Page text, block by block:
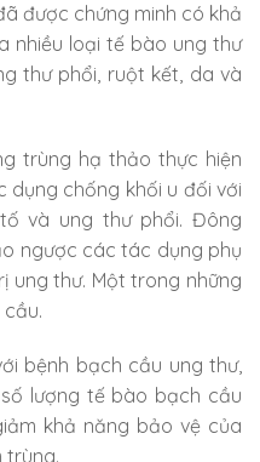
được chứng minh có khả
nhiều loại tế bào ung thư
thư phổi, ruột kết, da và
trùng hạ thảo thực hiện
chống khối u đối với
và ung thư phổi. Đông
ngược các tác dụng phụ
ung thư. Một trong những
bệnh bạch cầu ung thư,
lượng tế bào bạch cầu
khả năng bảo vệ của
trùng.